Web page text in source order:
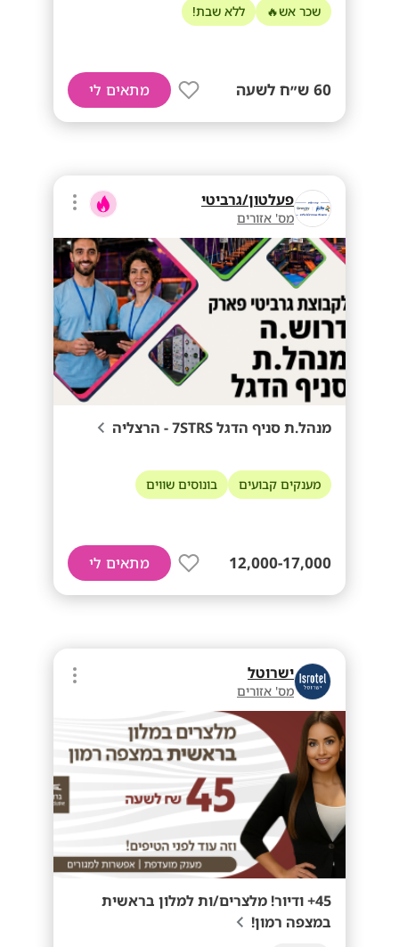
שכר אש🔥 ללא שבת!
60 ש״ח לשעה מתאים לי
פעלטון/גרביטי
מס' אזורים
מנהל.ת סניף הדגל 7STRS - הרצליה
מענקים קבועים בונוסים שווים
12,000-17,000 מתאים לי
ישרוטל
מס' אזורים
45+ ודיור! מלצרים/ות למלון בראשית
במצפה רמון!